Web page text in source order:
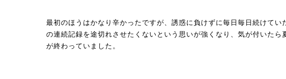
最初のほうはかなり辛かったですが、誘惑に負けずに毎日毎日続けてい
の連続記録を途切れさせたくないという思いが強くなり、気が付いたら
が終わっていました。